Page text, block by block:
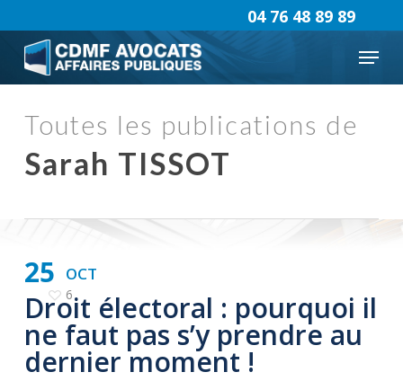
to
main
content
Menu
04 76 48 89 89
Toutes les publications de
Sarah TISSOT
OCT
25
6
Droit électoral : pourquoi il
ne faut pas s’y prendre au
dernier moment !